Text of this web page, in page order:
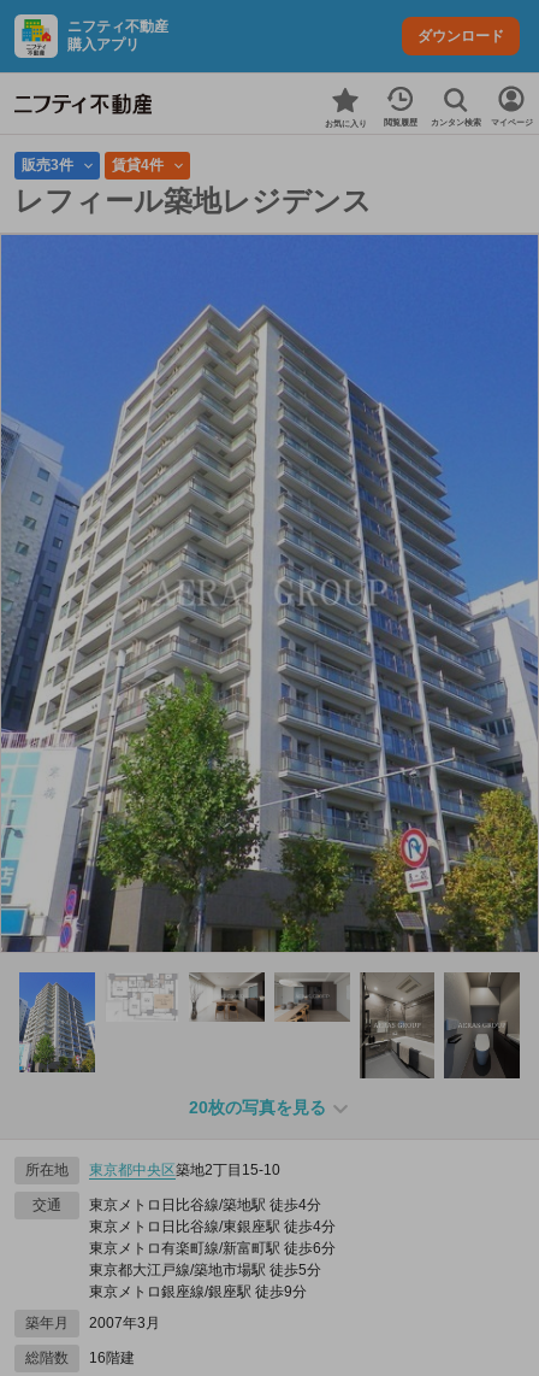
ニフティ不動産
購入アプリ
ダウンロード
お気に入り 閲覧履歴 カンタン検索 マイページ
販売3件 賃貸4件
レフィール築地レジデンス
20枚の写真を見る
所在地 東京都中央区築地2丁目15-10
交通
東京メトロ日比谷線/築地駅 徒歩4分
東京メトロ日比谷線/東銀座駅 徒歩4分
東京メトロ有楽町線/新富町駅 徒歩6分
東京都大江戸線/築地市場駅 徒歩5分
東京メトロ銀座線/銀座駅 徒歩9分
築年月
2007年3月
総階数 16階建